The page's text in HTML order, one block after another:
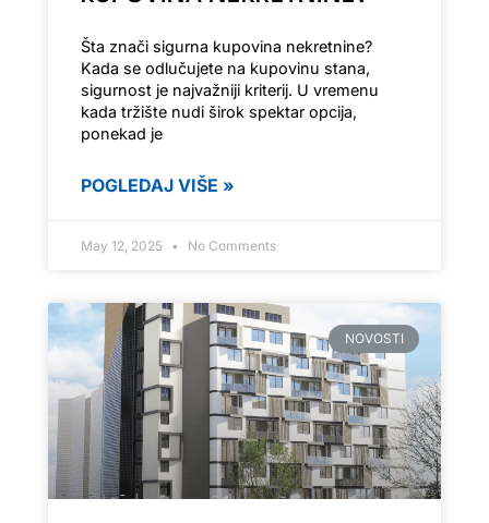
Šta znači sigurna kupovina nekretnine?
Kada se odlučujete na kupovinu stana,
sigurnost je najvažniji kriterij. U vremenu
kada tržište nudi širok spektar opcija,
ponekad je
POGLEDAJ VIŠE »
May 12, 2025 No Comments
NOVOSTI